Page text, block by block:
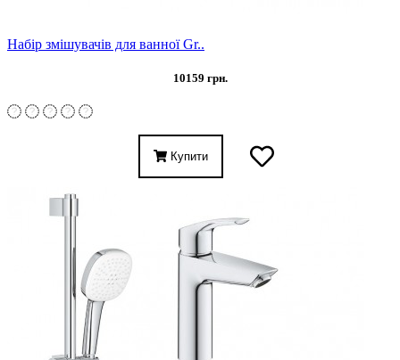
Набір змішувачів для ванної Gr..
10159 грн.
Купити